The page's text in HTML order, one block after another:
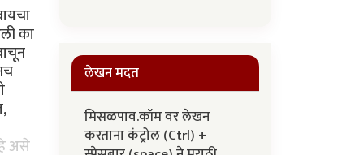
का
असे
लेखन मदत
मिसळपाव.कॉम वर लेखन
करताना कंट्रोल (Ctrl) +